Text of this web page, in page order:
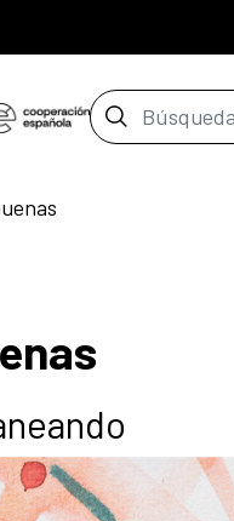
Barra de